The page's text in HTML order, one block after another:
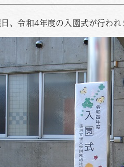
、令和4年度の入園式が行われ